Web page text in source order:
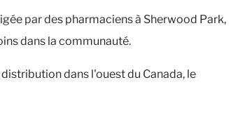
par des pharmaciens à Sherwood Park,
dans la communauté.
dans l'ouest du Canada, le